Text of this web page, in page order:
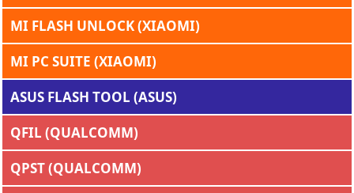
MI FLASH UNLOCK (XIAOMI)
MI PC SUITE (XIAOMI)
ASUS FLASH TOOL (ASUS)
QFIL (QUALCOMM)
QPST (QUALCOMM)